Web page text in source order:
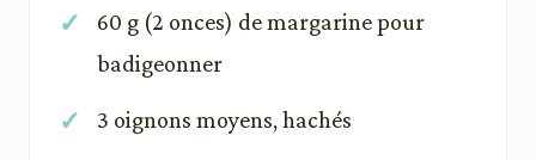
60 g (2 onces) de margarine pour
badigeonner
3 oignons moyens, hachés